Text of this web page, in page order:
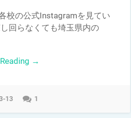
校の公式Instagramを見てい
回らなくても埼玉県内の
→
13 1